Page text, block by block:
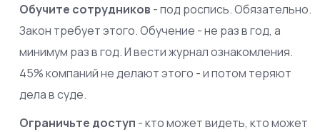
Обучите сотрудников - под роспись. Обязательно.
Закон требует этого. Обучение - не раз в год, а
минимум раз в год. И вести журнал ознакомления.
45% компаний не делают этого - и потом теряют
дела в суде.
Ограничьте доступ - кто может видеть, кто может